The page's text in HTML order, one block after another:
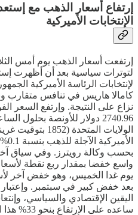
إرتفاع أسعار الذهب مع
الإنتخابات الأميركية
إرتفعت أسعار الذهب يوم أمس
لتوترات سياسية بعد أن أظهرت
لإنتخابات الرئاسة الأميركية
كامالا هاريس في تنافس متقارب
الولايات المتحدة
بحسب وكالة رويترز. وفي سياق
واسع خفضا بمقدار ربع نقطة
يوم غدا الخميس، وهو خفض آخر
بعد خفض كبير في سبتمبر.
اليقين الإقتصادي والسياسي،
ساعده على